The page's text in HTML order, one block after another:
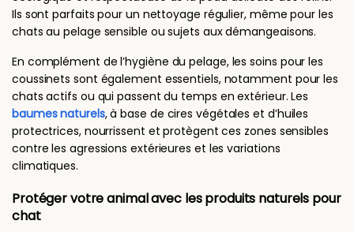
Ils sont parfaits pour un nettoyage régulier, même pour les
chats au pelage sensible ou sujets aux démangeaisons.
En complément de l’hygiène du pelage, les soins pour les
coussinets sont également essentiels, notamment pour les
chats actifs ou qui passent du temps en extérieur. Les
baumes naturels, à base de cires végétales et d’huiles
protectrices, nourrissent et protègent ces zones sensibles
contre les agressions extérieures et les variations
climatiques.
Protéger votre animal avec les produits naturels pour
chat